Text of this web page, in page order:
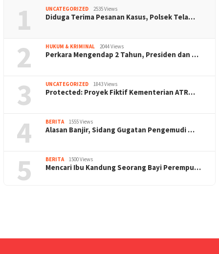
1 UNCATEGORIZED 2535 Views
Diduga Terima Pesanan Kasus, Polsek Tela…
2 HUKUM & KRIMINAL 2044 Views
Perkara Mengendap 2 Tahun, Presiden dan …
3 UNCATEGORIZED 1843 Views
Protected: Proyek Fiktif Kementerian ATR…
4 BERITA 1555 Views
Alasan Banjir, Sidang Gugatan Pengemudi …
5 BERITA 1500 Views
Mencari Ibu Kandung Seorang Bayi Perempu…